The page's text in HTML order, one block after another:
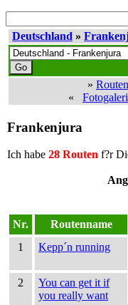
Deutschland »
» Routen
«
Frankenjura
Ich habe 28 Routen f?r
Nr. Routenname
1
Kepp´n running
2
You can get it if
you really want